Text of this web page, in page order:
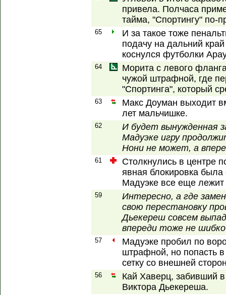
привела. Полчаса
тайма, "Спортингу" по-
65
И за такое тоже
подачу на дальний
коснулся футболки
64
Морита с левого
чужой штрафной, где
"Спортинга", который
63
Макс Доуман выходит
лет мальчишке.
62
И будет вынужденная
Мадуэке игру
Нони не может, а
61
Столкнулись в центре
явная блокировка
Мадуэке все еще лежит
59
Интересно, а где
свою перестановку
Дьекереш совсем
впереди тоже не
57
Мадуэке пробил по
штрафной, но попасть
сетку со внешней
56
Кай Хаверц, забивший
Виктора Дьекереша.